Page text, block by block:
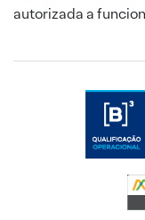
autorizada a